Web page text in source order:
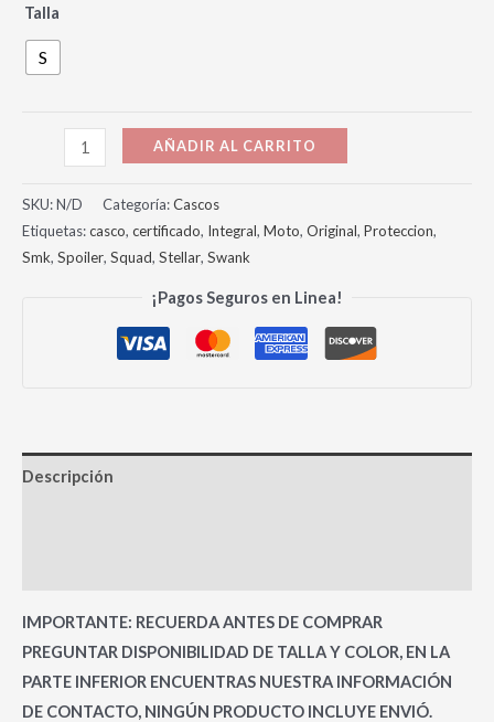
Talla
S
AÑADIR AL CARRITO
SKU:N/D Categoría:Cascos
Etiquetas:casco, certificado, Integral, Moto, Original, Proteccion,
Smk, Spoiler, Squad, Stellar, Swank
¡Pagos Seguros en Linea!
Descripción
IMPORTANTE: RECUERDA ANTES DE COMPRAR
PREGUNTAR DISPONIBILIDAD DE TALLA Y COLOR, EN LA
PARTE INFERIOR ENCUENTRAS NUESTRA INFORMACIÓN
DE CONTACTO, NINGÚN PRODUCTO INCLUYE ENVIÓ.